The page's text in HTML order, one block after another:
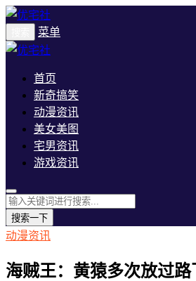
菜单
首页
新奇搞笑
动漫资讯
美女美图
宅男资讯
游戏资讯
搜索一下
动漫资讯
海贼王：黄猿多次放过